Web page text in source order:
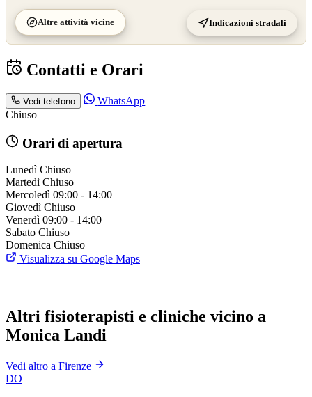
Altre attività vicine Indicazioni stradali
Contatti e Orari
Vedi telefono
WhatsApp
Chiuso
Orari di apertura
Lunedì Chiuso
Martedì Chiuso
Mercoledì 09:00 - 14:00
Giovedì Chiuso
Venerdì 09:00 - 14:00
Sabato Chiuso
Domenica Chiuso
Visualizza su Google Maps
Altri fisioterapisti e cliniche vicino a
Monica Landi
Vedi altro a Firenze
DO